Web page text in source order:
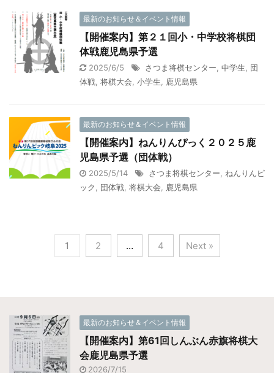
最新のお知らせ＆イベント情報
【開催案内】第２１回小・中学校将棋団
体戦鹿児島県予選
2025/6/5 さつま将棋センター 中学生
団
体戦 将棋大会 小学生 鹿児島県
最新のお知らせ＆イベント情報
【開催案内】ねんりんぴっく２０２５鹿
児島県予選（団体戦）
2025/5/14 さつま将棋センター
ねんりんピ
ック
団体戦 将棋大会 鹿児島県
1 2 … 4 Next »
最新のお知らせ＆イベント情報
【開催案内】第61回しんぶん赤旗将棋大
会鹿児島県予選
2026/7/15